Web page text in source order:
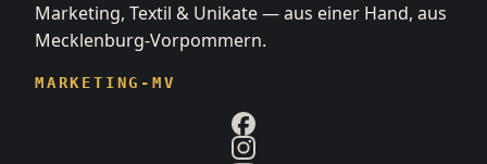
Marketing, Textil & Unikate — aus einer Hand, aus
Mecklenburg-Vorpommern.
MARKETING-MV